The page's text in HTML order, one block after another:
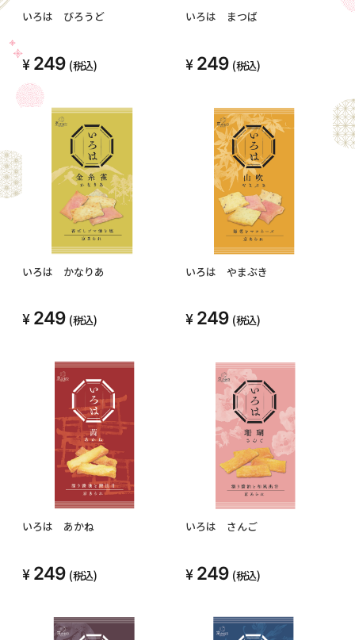
いろは びろうど
249 (税込)
いろは まつば
249 (税込)
いろは かなりあ
249 (税込)
いろは やまぶき
249 (税込)
いろは あかね
249 (税込)
いろは さんご
249 (税込)